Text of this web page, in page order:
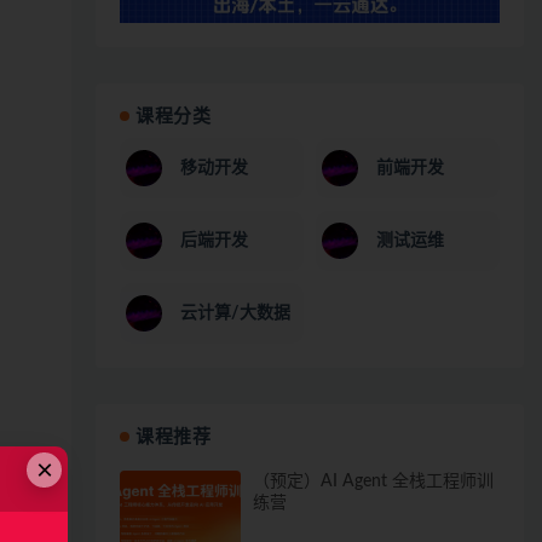
课程分类
移动开发 前端开发
后端开发 测试运维
云计算/大数据
课程推荐
（预定）AI Agent 全栈工程师训
练营
×